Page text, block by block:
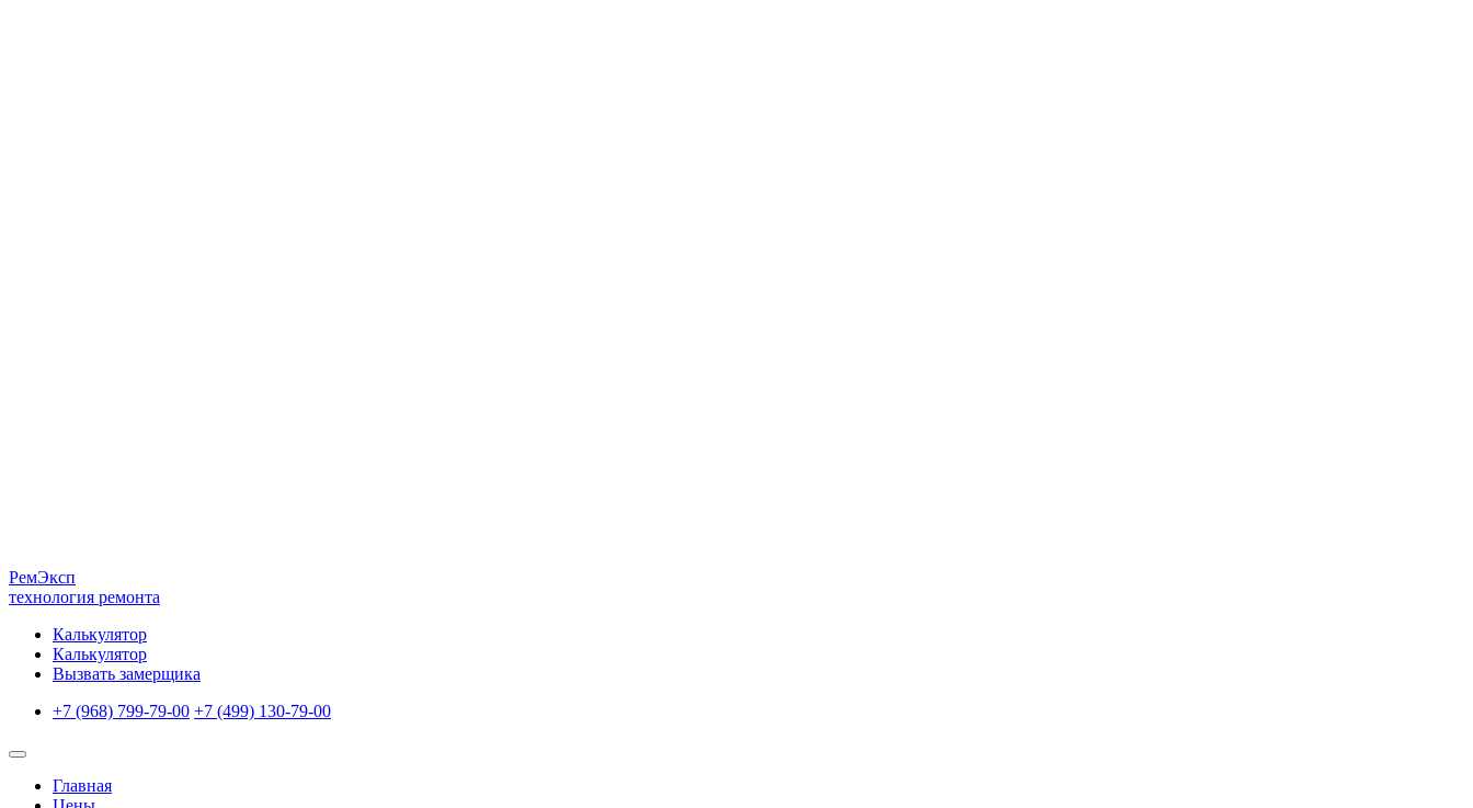
РемЭксп
технология ремонта
Калькулятор
Калькулятор
Вызвать замерщика
+7 (968) 799-79-00 +7 (499) 130-79-00
Главная